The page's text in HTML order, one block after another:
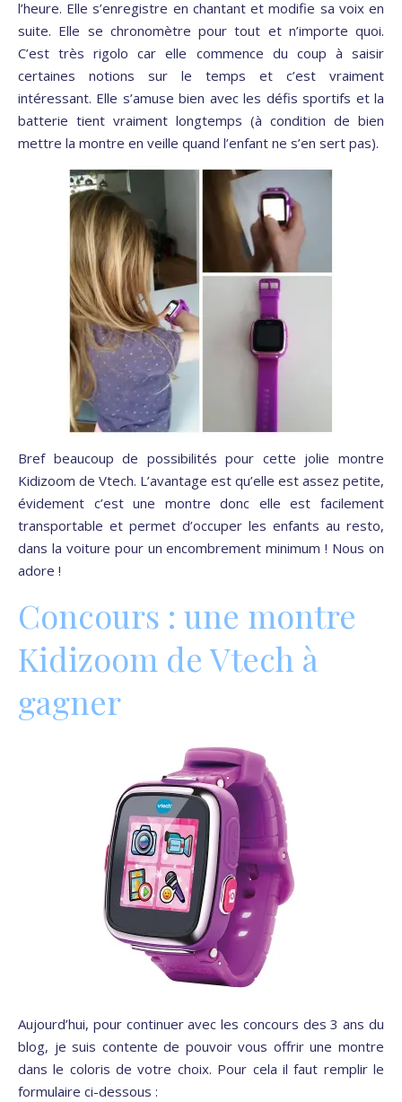
l’heure. Elle s’enregistre en chantant et modifie sa voix en
suite. Elle se chronomètre pour tout et n’importe quoi.
C’est très rigolo car elle commence du coup à saisir
certaines notions sur le temps et c’est vraiment
intéressant. Elle s’amuse bien avec les défis sportifs et la
batterie tient vraiment longtemps (à condition de bien
mettre la montre en veille quand l’enfant ne s’en sert pas).
Bref beaucoup de possibilités pour cette jolie montre
Kidizoom de Vtech. L’avantage est qu’elle est assez petite,
évidement c’est une montre donc elle est facilement
transportable et permet d’occuper les enfants au resto,
dans la voiture pour un encombrement minimum ! Nous on
adore !
Concours : une montre
Kidizoom de Vtech à
gagner
Aujourd’hui, pour continuer avec les concours des 3 ans du
blog, je suis contente de pouvoir vous offrir une montre
dans le coloris de votre choix. Pour cela il faut remplir le
formulaire ci-dessous :